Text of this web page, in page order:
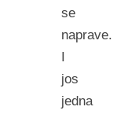
se
naprave.
I
jos
jedna